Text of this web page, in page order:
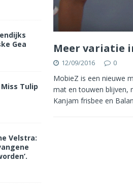
Meer variatie
12/09/2016 0
MobieZ is een nieuwe
mat en touwen blijven,
Kanjam frisbee en
Gea
Tulip
Velstra: